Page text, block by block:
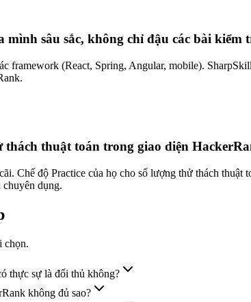
mình sâu sắc, không chỉ đậu các bài kiểm
framework (React, Spring, Angular, mobile).
thách thuật toán trong giao diện
Chế độ Practice của họ cho số lượng thử thách
dụng.
chọn.
thực sự là đối thủ không?
không đủ sao?